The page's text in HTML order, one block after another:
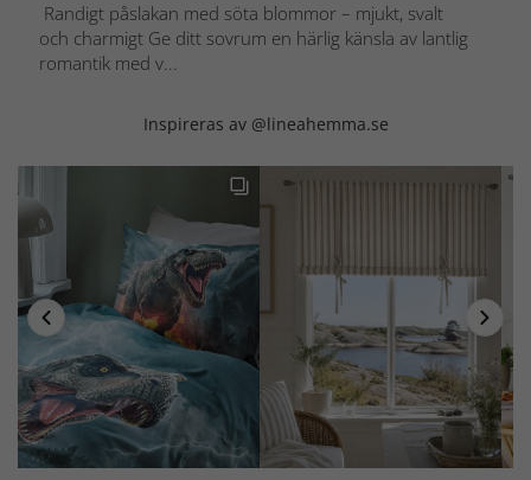
Randigt påslakan med söta blommor – mjukt, svalt
och charmigt Ge ditt sovrum en härlig känsla av lantlig
romantik med v...
Inspireras av @lineahemma.se